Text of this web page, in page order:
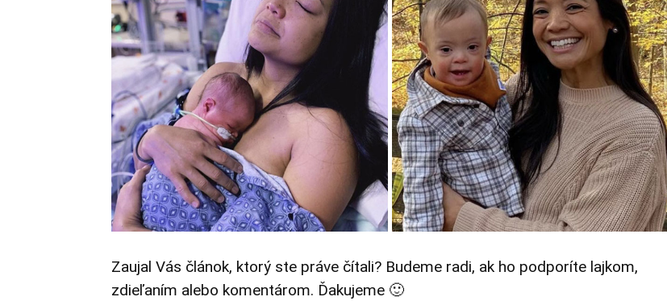
Zaujal Vás článok, ktorý ste práve čítali? Budeme radi, ak ho podporíte lajkom,
zdieľaním alebo komentárom. Ďakujeme 🙂